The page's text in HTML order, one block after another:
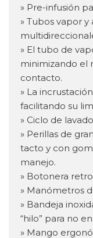
» Pre-infusión
» Tubos vapor
» El tubo de
minimizando el
contacto.
» La
facilitando su
» Ciclo de
» Perillas de
tacto y con
manejo.
» Botonera
» Manómetros
» Bandeja
“hilo” para no
» Mango